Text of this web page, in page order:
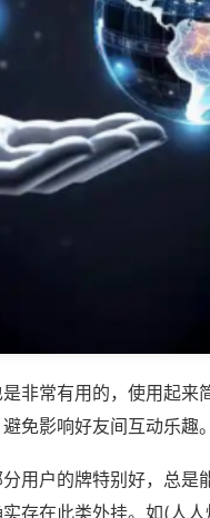
非常有用的，使用起来
免影响好友间互动乐趣。
用户的牌特别好，总是
存在此类外挂。如(人